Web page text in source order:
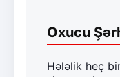
Oxucu
Hələlik heç